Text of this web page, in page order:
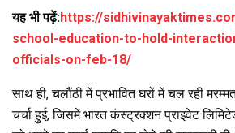
यह भी पढ़ें:https://
school-education-to-hold-
officials-on-feb-18/
साथ ही, चलौंठी में प्रभावित घरों में चल रही
चर्चा हुई, जिसमें भारत कंस्ट्रक्शन प्राइवेट